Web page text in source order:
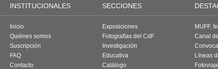
INSTITUCIONALES SECCIONES
Inicio
Quiénes somos
Suscripción
FAQ
Contacto
Exposiciones
Fotografías del CdF
Investigación
Educativa
Catálogo
MUFF,
Canal
Líneas